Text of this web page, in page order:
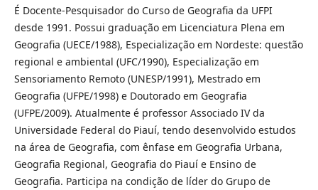
É Docente-Pesquisador do Curso de Geografia da UFPI
desde 1991. Possui graduação em Licenciatura Plena em
Geografia (UECE/1988), Especialização em Nordeste: questão
regional e ambiental (UFC/1990), Especialização em
Sensoriamento Remoto (UNESP/1991), Mestrado em
Geografia (UFPE/1998) e Doutorado em Geografia
(UFPE/2009). Atualmente é professor Associado IV da
Universidade Federal do Piauí, tendo desenvolvido estudos
na área de Geografia, com ênfase em Geografia Urbana,
Geografia Regional, Geografia do Piauí e Ensino de
Geografia. Participa na condição de líder do Grupo de